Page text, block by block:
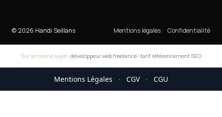
© 2026 Handi Seillans Mentions légales Confidentialité
Sur le meme sujet : développeur web freelance | tarif référencement SEO
Mentions Légales · CGV · CGU